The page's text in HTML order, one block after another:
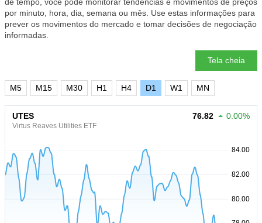
por minuto, hora, dia, semana ou mês. Use estas informações para
prever os movimentos do mercado e tomar decisões de negociação
informadas.
Tela cheia
M5 M15 M30 H1 H4 D1 W1 MN
UTES
Virtus Reaves Utilities ETF
76.82 0.00%